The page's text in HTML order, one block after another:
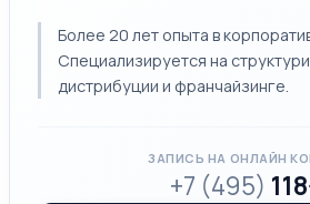
Более 20 лет опыта в
Специализируется на
дистрибуции и франчайзинге.
ЗАПИСЬ НА ОНЛАЙН
+7 (495)